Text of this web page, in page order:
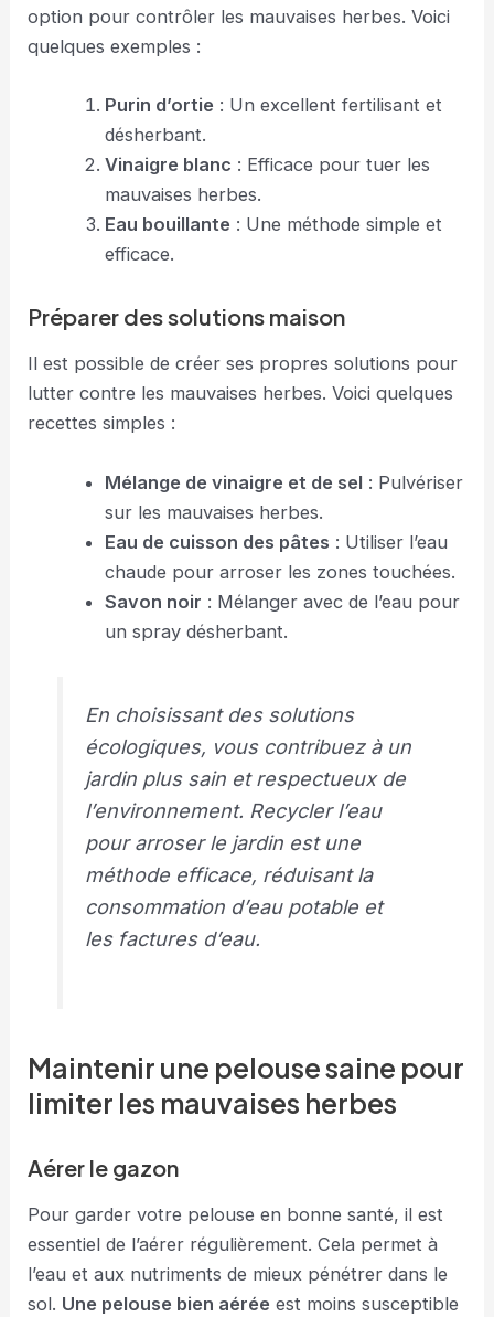
option pour contrôler les mauvaises herbes. Voici
quelques exemples :
Purin d’ortie : Un excellent fertilisant et
désherbant.
Vinaigre blanc : Efficace pour tuer les
mauvaises herbes.
Eau bouillante : Une méthode simple et
efficace.
Préparer des solutions maison
Il est possible de créer ses propres solutions pour
lutter contre les mauvaises herbes. Voici quelques
recettes simples :
Mélange de vinaigre et de sel : Pulvériser
sur les mauvaises herbes.
Eau de cuisson des pâtes : Utiliser l’eau
chaude pour arroser les zones touchées.
Savon noir : Mélanger avec de l’eau pour
un spray désherbant.
En choisissant des solutions
écologiques, vous contribuez à un
jardin plus sain et respectueux de
l’environnement. Recycler l’eau
pour arroser le jardin est une
méthode efficace, réduisant la
consommation d’eau potable et
les factures d’eau.
Maintenir une pelouse saine pour
limiter les mauvaises herbes
Aérer le gazon
Pour garder votre pelouse en bonne santé, il est
essentiel de l’aérer régulièrement. Cela permet à
l’eau et aux nutriments de mieux pénétrer dans le
sol. Une pelouse bien aérée est moins susceptible